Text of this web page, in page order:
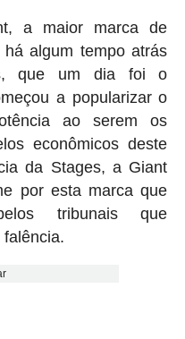
a maior marca de
algum tempo atrás
que um dia foi o
a popularizar o
ao serem os
econômicos deste
da Stages, a Giant
por esta marca que
tribunais que